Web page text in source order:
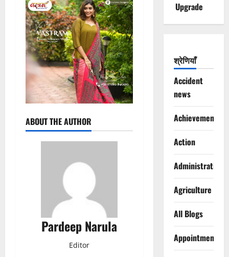
ABOUT THE AUTHOR
Pardeep Narula
Editor
Upgrade
श्रेणियाँ
Accident
news
Achievements
Action
Administration
Agriculture
All Blogs
Appointments